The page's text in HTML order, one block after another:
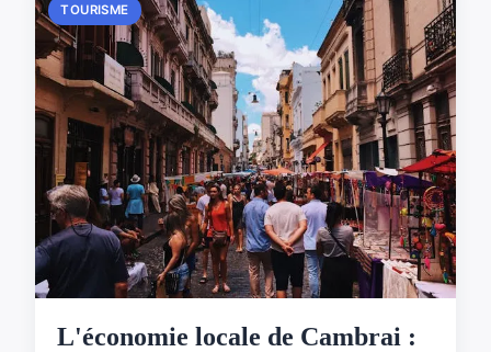
TOURISME
L'économie locale de Cambrai :